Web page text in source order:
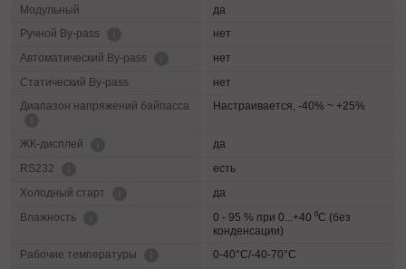
Модульный
да
Ручной By-pass
нет
Автоматический By-pass
нет
Статический By-pass
нет
Диапазон напряжений байпасса
Настраивается, -40% ~ +25%
ЖК-дисплей
да
RS232
есть
Холодный старт
да
Влажность
0 - 95 % при 0...+40 ⁰С (без
конденсации)
Рабочие температуры
0-40°C/-40-70°C